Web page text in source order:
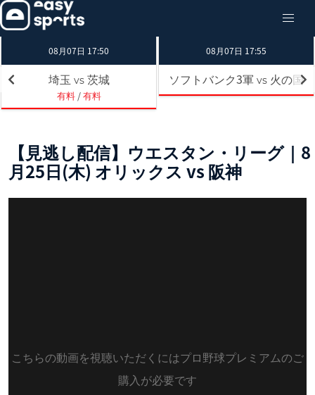
08月07日 17:50
埼玉 vs 茨城
有料/有料
08月07日 17:55
ソフトバンク3軍 vs 火の国
【見逃し配信】ウエスタン・リーグ｜8
月25日(木) オリックス vs 阪神
こちらの動画を視聴いただくにはプロ野球プレミアムのご
購入が必要です